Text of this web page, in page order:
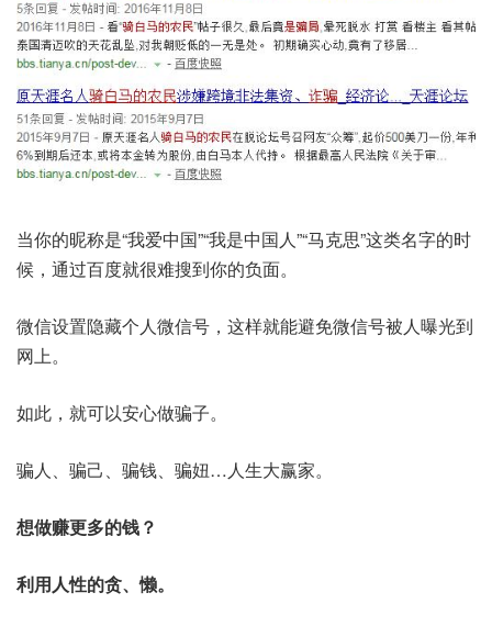
当你的昵称是“我爱中国”“我是中国人”“马克思”这类名字的时
候，通过百度就很难搜到你的负面。
微信设置隐藏个人微信号，这样就能避免微信号被人曝光到
网上。
如此，就可以安心做骗子。
骗人、骗己、骗钱、骗妞…人生大赢家。
想做赚更多的钱？
利用人性的贪、懒。